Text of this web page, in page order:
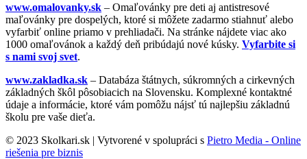
www.omalovanky.sk – Omaľovánky pre deti aj antistresové
maľovánky pre dospelých, ktoré si môžete zadarmo stiahnuť alebo
vyfarbiť online priamo v prehliadači. Na stránke nájdete viac ako
1000 omaľovánok a každý deň pribúdajú nové kúsky. Vyfarbite si
s nami svoj svet.
www.zakladka.sk – Databáza štátnych, súkromných a cirkevných
základných škôl pôsobiacich na Slovensku. Komplexné kontaktné
údaje a informácie, ktoré vám pomôžu nájsť tú najlepšiu základnú
školu pre vaše dieťa.
© 2023 Skolkari.sk | Vytvorené v spolupráci s Pietro Media - Online
riešenia pre biznis